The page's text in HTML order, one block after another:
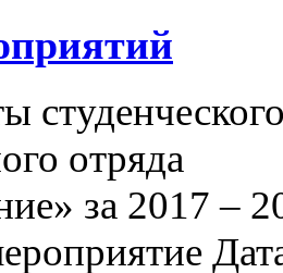
отряда
за 2017 –